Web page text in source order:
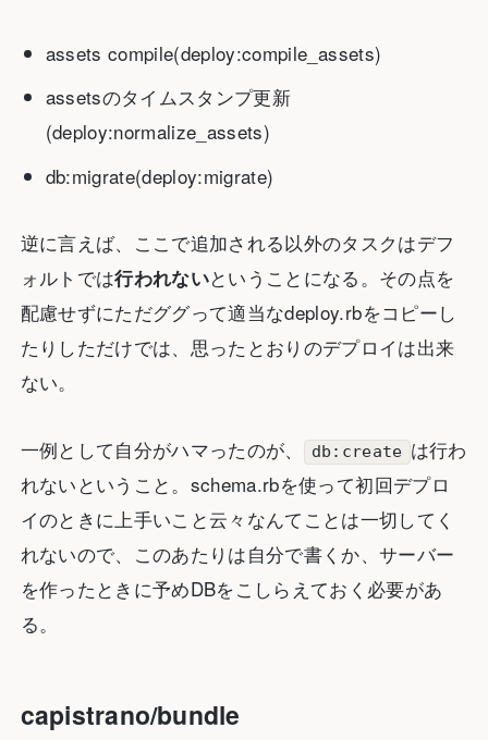
assets compile(deploy:compile_assets)
assetsのタイムスタンプ更新
(deploy:normalize_assets)
db:migrate(deploy:migrate)
逆に言えば、ここで追加される以外のタスクはデフ
ォルトでは行われないということになる。その点を
配慮せずにただググって適当なdeploy.rbをコピーし
たりしただけでは、思ったとおりのデプロイは出来
ない。
一例として自分がハマったのが、 db:create は行わ
れないということ。schema.rbを使って初回デプロ
イのときに上手いこと云々なんてことは一切してく
れないので、このあたりは自分で書くか、サーバー
を作ったときに予めDBをこしらえておく必要があ
る。
capistrano/bundle